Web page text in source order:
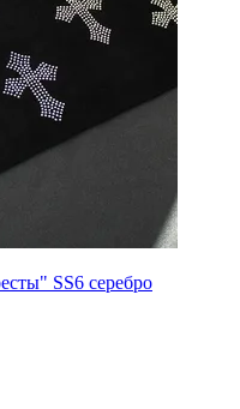
SS6 серебро